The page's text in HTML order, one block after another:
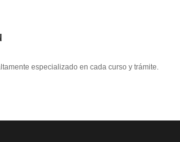
especializado en cada curso y trámite.